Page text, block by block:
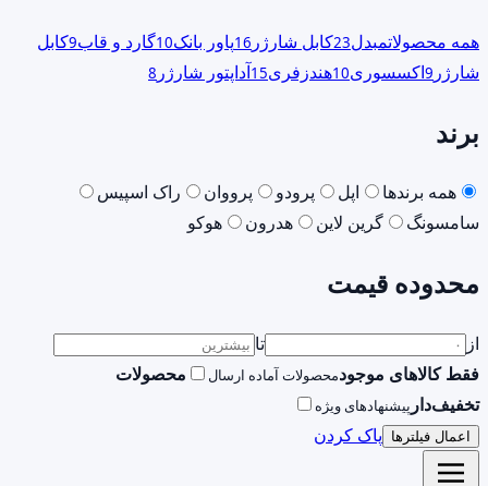
همه محصولاتمبدل23کابل شارژر 16پاور بانک10گارد و قاب9کابل
شارژر 9اکسسوری10هندزفری15آداپتور شارژر 8
برند
همه برندها اپل پرودو پرووان
راک اسپیس
سامسونگ
گرین لاین هدرون هوکو
محدوده قیمت
از
تا
فقط کالاهای موجودمحصولات آماده ارسال
محصولات
تخفیف‌دار پیشنهادهای ویژه
اعمال فیلترها پاک کردن